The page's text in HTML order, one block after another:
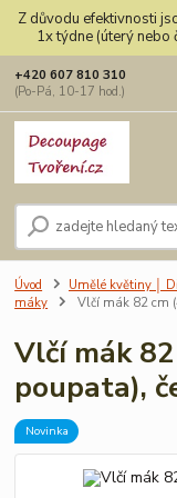
Z důvodu efektivnosti
1x týdne (úterý nebo
+420 607 810 310
(Po-Pá, 10-17 hod.)
Úvod Umělé květiny │
máky
Vlčí mák 82 cm
Vlčí mák
poupata),
Novinka